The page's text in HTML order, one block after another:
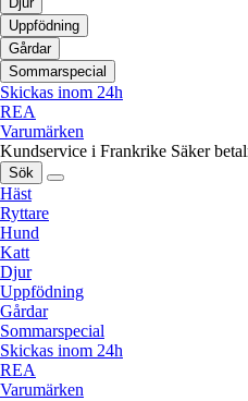
Uppfödning
Gårdar
Sommarspecial
Skickas inom 24h
REA
Varumärken
Kundservice i Frankrike Säker
Sök
Häst
Ryttare
Hund
Katt
Djur
Uppfödning
Gårdar
Sommarspecial
Skickas inom 24h
REA
Varumärken